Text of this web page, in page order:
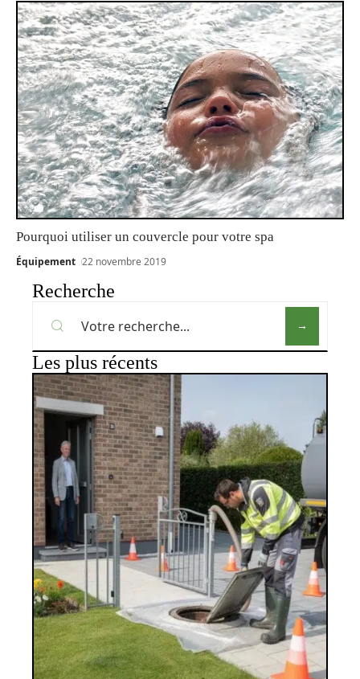
Pourquoi utiliser un couvercle pour votre spa
Équipement 22 novembre 2019
Recherche
Les plus récents